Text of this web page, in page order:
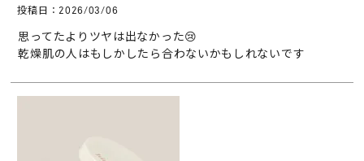
投稿日
2026/03/06
思ってたよりツヤは出なかった😢
乾燥肌の人はもしかしたら合わないかもしれないです